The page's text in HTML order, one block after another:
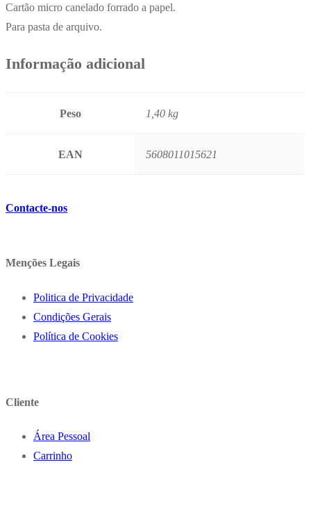
Cartão micro canelado forrado a papel.
Para pasta de arquivo.
Informação adicional
Peso 1,40 kg
EAN 5608011015621
Contacte-nos
Menções Legais
Politica de Privacidade
Condições Gerais
Política de Cookies
Cliente
Área Pessoal
Carrinho